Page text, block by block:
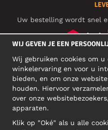
Uw bestelling wordt snel
Narva mnt 5,
WIJ GEVEN JE EEN
Wij gebruiken cookies om u
winkelervaring en voor u
bieden, en om onze
houden. Hiervoor
over onze
apparaten.
Klik op "Oké" als u alle